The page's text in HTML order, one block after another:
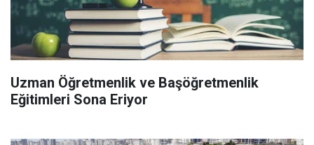
Uzman Öğretmenlik ve Başöğretmenlik
Eğitimleri Sona Eriyor